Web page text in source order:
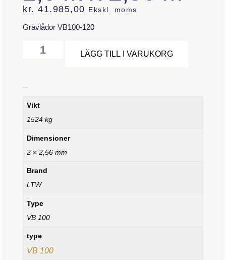
kr. 41.985,00 Ekskl. moms
Grävlådor VB100-120
LÄGG TILL I VARUKORG
Vikt
1524 kg
Dimensioner
2 × 2,56 mm
Brand
LTW
Type
VB 100
type
VB 100